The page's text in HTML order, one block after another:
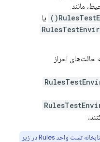
مانند
یا
حالت‌های احراز
خلاصه‌ای از API مربوط به کتابخانه تست واحد Rules در زیر